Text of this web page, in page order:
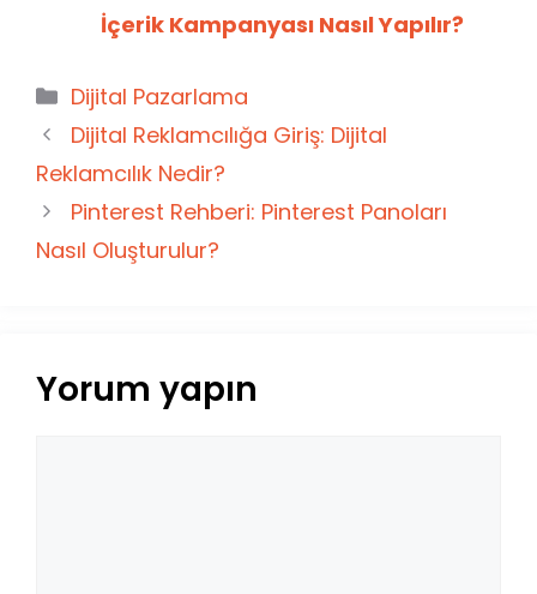
İçerik Kampanyası Nasıl Yapılır?
Kategoriler
Dijital Pazarlama
Dijital Reklamcılığa Giriş: Dijital
Reklamcılık Nedir?
Pinterest Rehberi: Pinterest Panoları
Nasıl Oluşturulur?
Yorum yapın